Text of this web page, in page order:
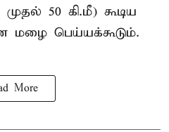
50 கி.மீ) கூடிய
மழை பெய்யக்கூடும்.
More